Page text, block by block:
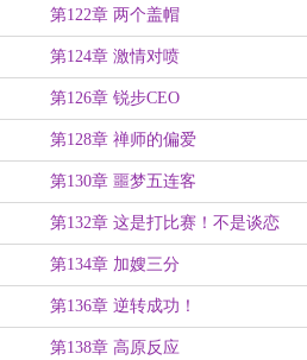
第122章 两个盖帽
第124章 激情对喷
第126章 锐步CEO
第128章 禅师的偏爱
第130章 噩梦五连客
第132章 这是打比赛！不是谈恋
爱！
第134章 加嫂三分
第136章 逆转成功！
第138章 高原反应